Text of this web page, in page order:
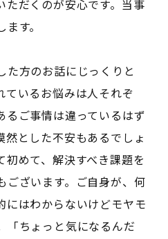
ただくのが安心です。当事
す。
た方のお話にじっくりと
ているお悩みは人それぞ
るご事情は違っているはず
然とした不安もあるでしょ
初めて、解決すべき課題を
ございます。ご自身が、何
にはわからないけどモヤモ
「ちょっと気になるんだ